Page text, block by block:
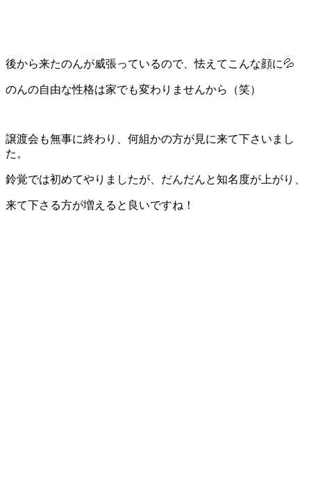
後から来たのんが威張っているので、怯えてこんな顔に💦
のんの自由な性格は家でも変わりませんから（笑）
譲渡会も無事に終わり、何組かの方が見に来て下さいまし
た。
鈴覚では初めてやりましたが、だんだんと知名度が上がり、
来て下さる方が増えると良いですね！